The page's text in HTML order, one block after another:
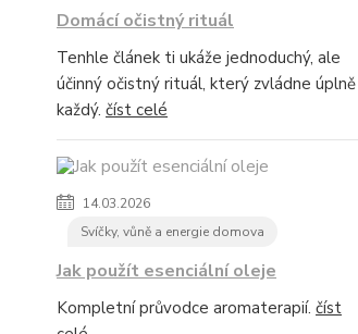
Domácí očistný rituál
Tenhle článek ti ukáže jednoduchý, ale
účinný očistný rituál, který zvládne úplně
každý. číst celé
14.03.2026
Svíčky, vůně a energie domova
Jak použít esenciální oleje
Kompletní průvodce aromaterapií. číst